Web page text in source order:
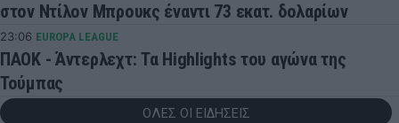
στον Ντίλον Μπρουκς έναντι 73 εκατ. δολαρίων
23:06 EUROPA LEAGUE
ΠΑΟΚ - Άντερλεχτ: Τα Highlights του αγώνα της
Τούμπας
ΟΛΕΣ ΟΙ ΕΙΔΗΣΕΙΣ